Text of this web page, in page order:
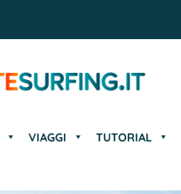
VIAGGI TUTORIAL